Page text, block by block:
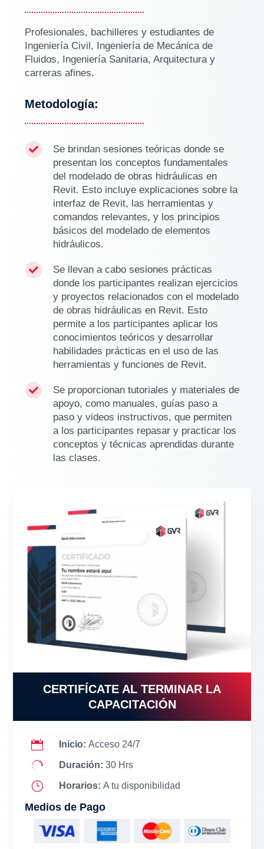
Profesionales, bachilleres y estudiantes de
Ingeniería Civil, Ingeniería de Mecánica de
Fluidos, Ingeniería Sanitaria, Arquitectura y
carreras afines.
Metodología:

Se brindan sesiones teóricas donde se
presentan los conceptos fundamentales
del modelado de obras hidráulicas en
Revit. Esto incluye explicaciones sobre la
interfaz de Revit, las herramientas y
comandos relevantes, y los principios
básicos del modelado de elementos
hidráulicos.

Se llevan a cabo sesiones prácticas
donde los participantes realizan ejercicios
y proyectos relacionados con el modelado
de obras hidráulicas en Revit. Esto
permite a los participantes aplicar los
conocimientos teóricos y desarrollar
habilidades prácticas en el uso de las
herramientas y funciones de Revit.

Se proporcionan tutoriales y materiales de
apoyo, como manuales, guías paso a
paso y videos instructivos, que permiten
a los participantes repasar y practicar los
conceptos y técnicas aprendidas durante
las clases.
CERTIFÍCATE AL TERMINAR LA
CAPACITACIÓN
 Inicio: Acceso 24/7
 Duración: 30 Hrs
} Horarios: A tu disponibilidad
Medios de Pago